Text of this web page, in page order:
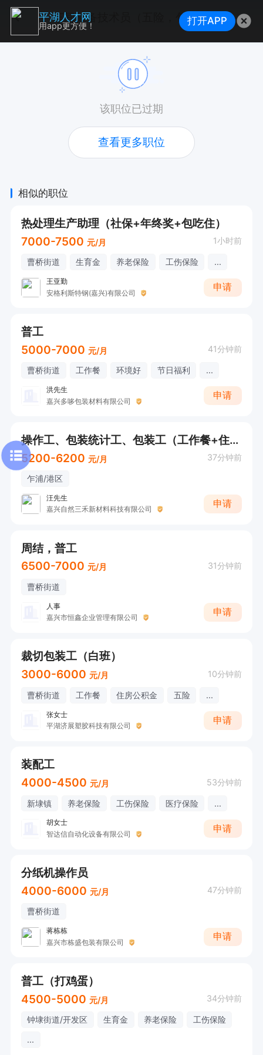
车间储备技术员（五险，包午餐，福利待遇好）
该职位已过期
查看更多职位
相似的职位
热处理生产助理（社保+年终奖+包吃住）
7000-7500 元/月 1小时前
曹桥街道 生育金 养老保险 工伤保险 ...
王亚勤
安格利斯特钢(嘉兴)有限公司
申请
普工
5000-7000 元/月 41分钟前
曹桥街道 工作餐 环境好 节日福利 ...
洪先生
嘉兴多哆包装材料有限公司
申请
操作工、包装统计工、包装工（工作餐+住宿）
5200-6200 元/月 37分钟前
乍浦/港区
汪先生
嘉兴自然三禾新材料科技有限公司
申请
周结，普工
6500-7000 元/月 31分钟前
曹桥街道
人事
嘉兴市恒鑫企业管理有限公司
申请
裁切包装工（白班）
3000-6000 元/月 10分钟前
曹桥街道 工作餐 住房公积金 五险 ...
张女士
平湖济展塑胶科技有限公司
申请
装配工
4000-4500 元/月 53分钟前
新埭镇 养老保险 工伤保险 医疗保险 ...
胡女士
智达信自动化设备有限公司
申请
分纸机操作员
4000-6000 元/月 47分钟前
曹桥街道
蒋栋栋
嘉兴市栋盛包装有限公司
申请
普工（打鸡蛋）
4500-5000 元/月 34分钟前
钟埭街道/开发区 生育金 养老保险
工伤保险
...
平湖人才网
用app更方便！ 打开APP